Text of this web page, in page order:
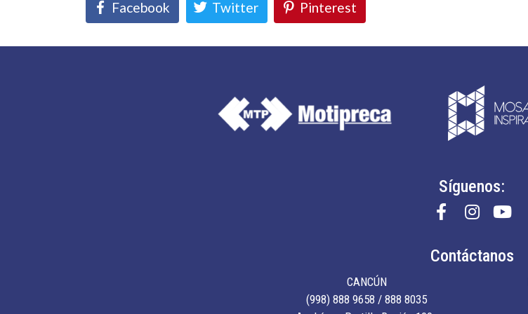
Facebook Twitter Pinterest
Síguenos:
Contáctanos
CANCÚN
(998) 888 9658 / 888 8035